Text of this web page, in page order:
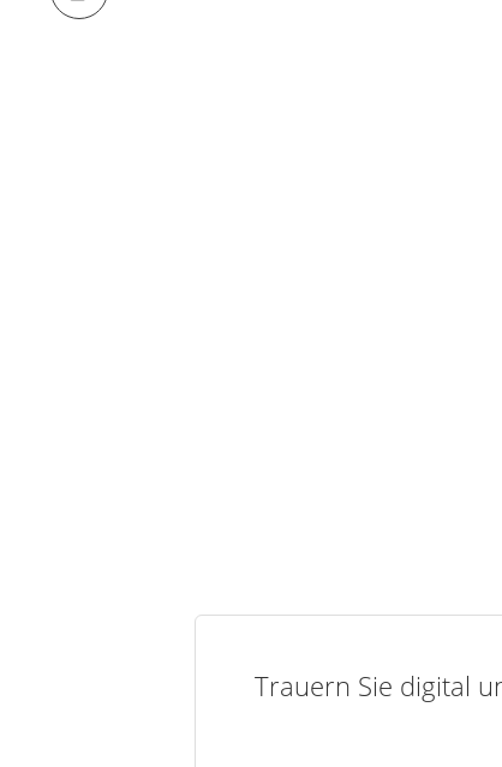
Trauern Sie digital